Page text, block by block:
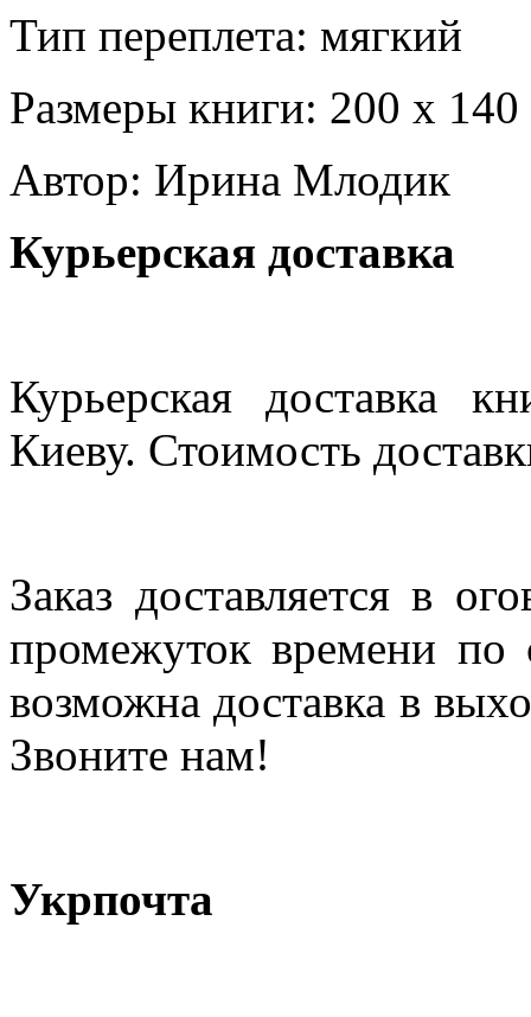
Тип переплета: мягкий
Размеры книги: 200 х
Автор: Ирина Млодик
Курьерская доставка
Курьерская доставка
Киеву. Стоимость
Заказ доставляется в
промежуток времени по
возможна доставка в
Звоните нам!
Укрпочта